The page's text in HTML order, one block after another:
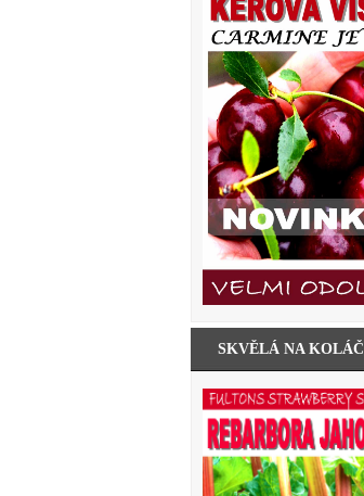
SKVĚLÁ NA KOLÁČ